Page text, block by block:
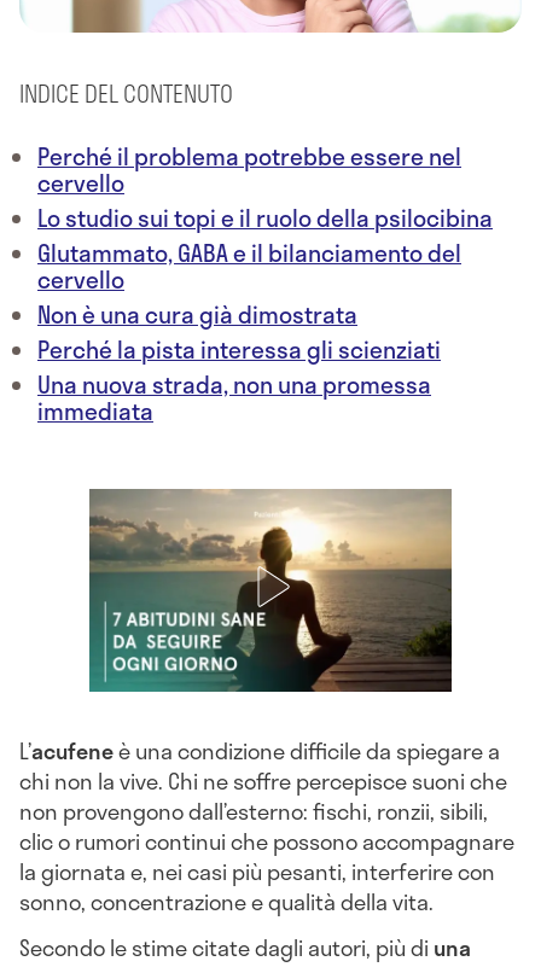
INDICE DEL CONTENUTO
Perché il problema potrebbe essere nel
cervello
Lo studio sui topi e il ruolo della psilocibina
Glutammato, GABA e il bilanciamento del
cervello
Non è una cura già dimostrata
Perché la pista interessa gli scienziati
Una nuova strada, non una promessa
immediata
L’acufeneè una condizione difficile da spiegare a
chi non la vive. Chi ne soffre percepisce suoni che
non provengono dall’esterno: fischi, ronzii, sibili,
clic o rumori continui che possono accompagnare
la giornata e, nei casi più pesanti, interferire con
sonno, concentrazione e qualità della vita.
Secondo le stime citate dagli autori, più di una